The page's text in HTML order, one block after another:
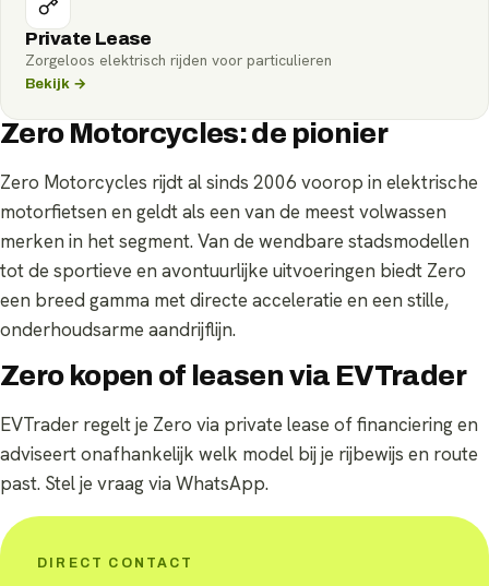
Private Lease
Zorgeloos elektrisch rijden voor particulieren
Bekijk →
Zero Motorcycles: de pionier
Zero Motorcycles rijdt al sinds 2006 voorop in elektrische
motorfietsen en geldt als een van de meest volwassen
merken in het segment. Van de wendbare stadsmodellen
tot de sportieve en avontuurlijke uitvoeringen biedt Zero
een breed gamma met directe acceleratie en een stille,
onderhoudsarme aandrijflijn.
Zero kopen of leasen via EVTrader
EVTrader regelt je Zero via private lease of financiering en
adviseert onafhankelijk welk model bij je rijbewijs en route
past. Stel je vraag via WhatsApp.
DIRECT CONTACT